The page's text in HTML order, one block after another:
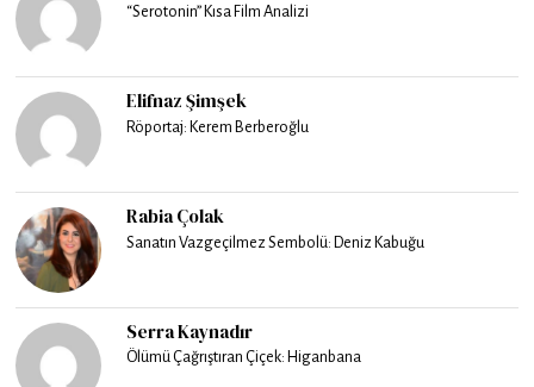
“Serotonin” Kısa Film Analizi
Elifnaz Şimşek
Röportaj: Kerem Berberoğlu
Rabia Çolak
Sanatın Vazgeçilmez Sembolü: Deniz Kabuğu
Serra Kaynadır
Ölümü Çağrıştıran Çiçek: Higanbana